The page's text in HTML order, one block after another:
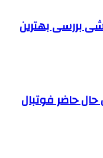
بررسی بهترین
برتر بالای ۳۵ سال حال حاضر فوتبال